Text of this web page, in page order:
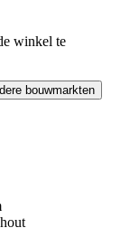
winkel te
bouwmarkten